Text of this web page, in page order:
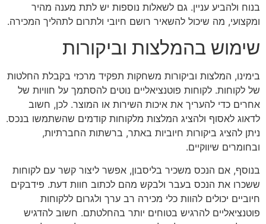
בנוח ולהביע עניין. גם לשאלות נוספות יש לתת מענה מהיר
ומקצועי, מה שיכול להשאיר רושם חיובי ולתרום לתהליך המכירה.
שימוש בהמלצות וביקורות
בימינו, המלצות וביקורות משחקות תפקיד מרכזי בקבלת החלטות
של לקוחות. לקוחות פוטנציאליים נוטים להסתמך על חוויות של
אחרים כדי להעריך את איכות השירות או המוצר. לכן, חשוב
לדאוג לאסוף ולהציג המלצות מלקוחות קודמים שהשתמשו בנכס.
ניתן להציג ביקורות חיוביות באתר, ברשתות החברתיות,
ובחומרים שיווקיים.
בנוסף, אם הנכס משכיר בליסבון, אפשר ליצור קשר עם לקוחות
ששכרו את הנכס בעבר ולבקש מהם לכתוב חוות דעת. פידבקים
חיוביים יכולים להוות כלי מכירה רב ערך ולגרום ללקוחות
פוטנציאליים להרגיש בטוחים יותר בהחלטתם. חשוב להדגיש